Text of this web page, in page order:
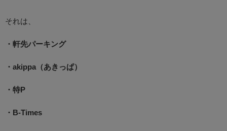
それは、
・軒先パーキング
・akippa（あきっぱ）
・特P
・B-Times